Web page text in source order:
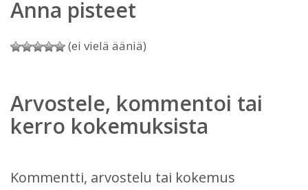
Anna pisteet
(ei vielä ääniä)
Arvostele, kommentoi tai
kerro kokemuksista
Kommentti, arvostelu tai kokemus